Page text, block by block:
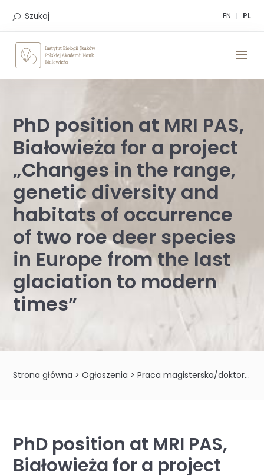
EN PL
Szukaj
PhD position at MRI PAS,
Białowieża for a project
„Changes in the range,
genetic diversity and
habitats of occurrence
of two roe deer species
in Europe from the last
glaciation to modern
times”
Strona główna >Ogłoszenia >Praca magisterska/doktorat
PhD position at MRI PAS,
Białowieża for a project